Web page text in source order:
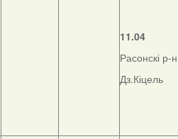
11.04
Расонскі р-
Дз.Кіцель